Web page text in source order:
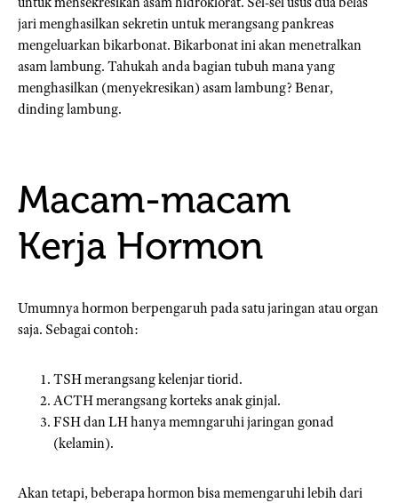
jari menghasilkan sekretin untuk merangsang pankreas
mengeluarkan bikarbonat. Bikarbonat ini akan menetralkan
asam lambung. Tahukah anda bagian tubuh mana yang
menghasilkan (menyekresikan) asam lambung? Benar,
dinding lambung.
Macam-macam
Kerja Hormon
Umumnya hormon berpengaruh pada satu jaringan atau organ
saja. Sebagai contoh:
TSH merangsang kelenjar tiorid.
ACTH merangsang korteks anak ginjal.
FSH dan LH hanya memngaruhi jaringan gonad
(kelamin).
Akan tetapi, beberapa hormon bisa memengaruhi lebih dari